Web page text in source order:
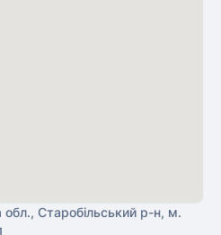
Старобільський р-н, м.